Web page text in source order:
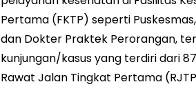
Pertama (FKTP) seperti
dan Dokter Praktek Perorangan,
kunjungan/kasus yang terdiri dari
Rawat Jalan Tingkat Pertama